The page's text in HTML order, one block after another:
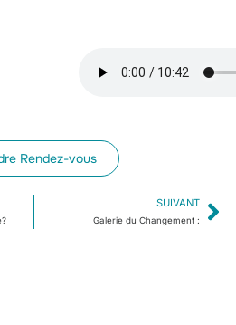
Rendez-vous
SUIVANT
Galerie du Changement :